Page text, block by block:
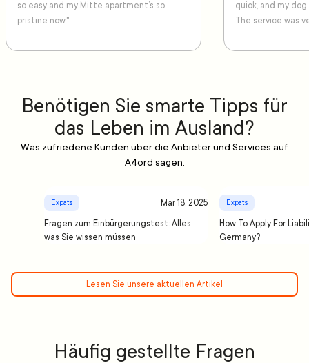
so easy and my Mitte apartment’s so
pristine now."
quick, and my
The service was
Benötigen Sie smarte Tipps für
das Leben im Ausland?
Was zufriedene Kunden über die Anbieter und Services auf
A4ord sagen.
Expats Mar 18, 2025
Fragen zum Einbürgerungstest: Alles,
was Sie wissen müssen
Expats
How To Apply For
Germany?
Lesen Sie unsere aktuellen Artikel
Häufig gestellte Fragen